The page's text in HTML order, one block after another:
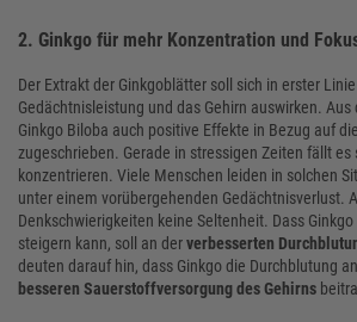
2. Ginkgo für mehr Konzentration und
Der Extrakt der Ginkgoblätter soll sich in erster
Gedächtnisleistung und das Gehirn auswirken. Aus
Ginkgo Biloba auch positive Effekte in Bezug auf die
zugeschrieben. Gerade in stressigen Zeiten fällt es
konzentrieren. Viele Menschen leiden in solchen
unter einem vorübergehenden Gedächtnisverlust.
Denkschwierigkeiten keine Seltenheit. Dass
steigern kann, soll an derverbesserten
deuten darauf hin, dass Ginkgo die Durchblutung
besseren Sauerstoffversorgung des Gehirns